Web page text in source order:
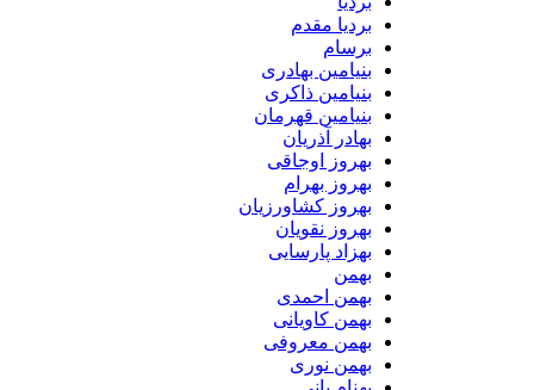
بردیا مقدم
برسام
بنیامین بهادری
بنیامین ذاکری
بنیامین قهرمان
بهادر آذریان
بهروز اوجاقی
بهروز بهرام
بهروز کشاورزیان
بهروز نقویان
بهزاد پارسایی
بهمن
بهمن احمدی
بهمن کاویانی
بهمن معروفی
بهمن نوری